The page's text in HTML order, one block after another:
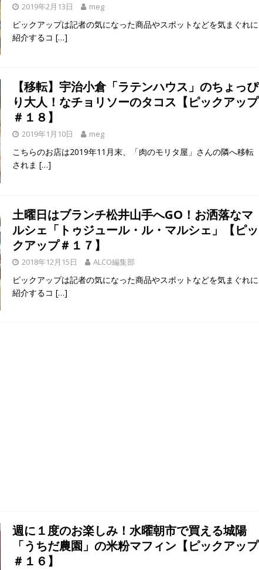
2019年2月13日 meg
ピックアップは記者の気になった商品やスポットなどを気まぐれに
紹介するコ […]
【移転】宇治小倉「ラテンハウス」のちょっぴ
り大人！なチョリソーのタコス【ピックアップ
＃１８】
2019年1月10日 meg
こちらのお店は2019年11月末、「肉のモリタ屋」さんの隣へ移転
されま […]
土曜日はブランチ松井山手へGO！お洒落なマ
ルシェ「トゥジュール・ル・マルシェ」【ピッ
クアップ＃１７】
2018年12月15日 ALCO編集部
ピックアップは記者の気になった商品やスポットなどを気まぐれに
紹介するコ […]
週に１度のお楽しみ！水曜朝市で買える城陽
「うちだ農園」の米粉マフィン【ピックアップ
＃１６】